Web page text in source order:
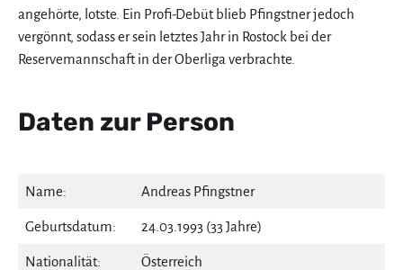
angehörte, lotste. Ein Profi-Debüt blieb Pfingstner jedoch
vergönnt, sodass er sein letztes Jahr in Rostock bei der
Reservemannschaft in der Oberliga verbrachte.
Daten zur Person
Name: Andreas Pfingstner
Geburtsdatum: 24.03.1993 (33 Jahre)
Nationalität: Österreich